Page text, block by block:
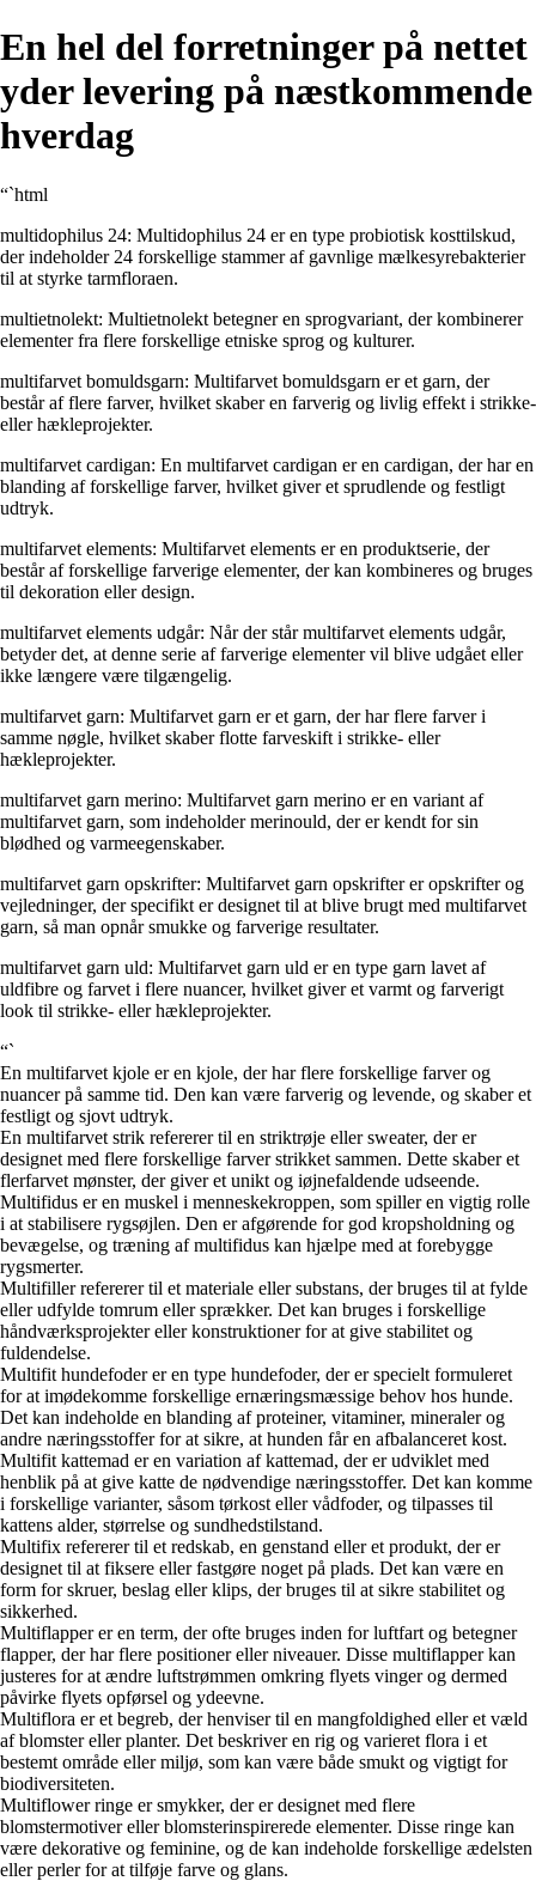
En hel del forretninger på nettet
yder levering på næstkommende
hverdag
“`html
multidophilus 24: Multidophilus 24 er en type probiotisk kosttilskud,
der indeholder 24 forskellige stammer af gavnlige mælkesyrebakterier
til at styrke tarmfloraen.
multietnolekt: Multietnolekt betegner en sprogvariant, der kombinerer
elementer fra flere forskellige etniske sprog og kulturer.
multifarvet bomuldsgarn: Multifarvet bomuldsgarn er et garn, der
består af flere farver, hvilket skaber en farverig og livlig effekt i strikke-
eller hækleprojekter.
multifarvet cardigan: En multifarvet cardigan er en cardigan, der har en
blanding af forskellige farver, hvilket giver et sprudlende og festligt
udtryk.
multifarvet elements: Multifarvet elements er en produktserie, der
består af forskellige farverige elementer, der kan kombineres og bruges
til dekoration eller design.
multifarvet elements udgår: Når der står multifarvet elements udgår,
betyder det, at denne serie af farverige elementer vil blive udgået eller
ikke længere være tilgængelig.
multifarvet garn: Multifarvet garn er et garn, der har flere farver i
samme nøgle, hvilket skaber flotte farveskift i strikke- eller
hækleprojekter.
multifarvet garn merino: Multifarvet garn merino er en variant af
multifarvet garn, som indeholder merinould, der er kendt for sin
blødhed og varmeegenskaber.
multifarvet garn opskrifter: Multifarvet garn opskrifter er opskrifter og
vejledninger, der specifikt er designet til at blive brugt med multifarvet
garn, så man opnår smukke og farverige resultater.
multifarvet garn uld: Multifarvet garn uld er en type garn lavet af
uldfibre og farvet i flere nuancer, hvilket giver et varmt og farverigt
look til strikke- eller hækleprojekter.
“`
En multifarvet kjole er en kjole, der har flere forskellige farver og
nuancer på samme tid. Den kan være farverig og levende, og skaber et
festligt og sjovt udtryk.
En multifarvet strik refererer til en striktrøje eller sweater, der er
designet med flere forskellige farver strikket sammen. Dette skaber et
flerfarvet mønster, der giver et unikt og iøjnefaldende udseende.
Multifidus er en muskel i menneskekroppen, som spiller en vigtig rolle
i at stabilisere rygsøjlen. Den er afgørende for god kropsholdning og
bevægelse, og træning af multifidus kan hjælpe med at forebygge
rygsmerter.
Multifiller refererer til et materiale eller substans, der bruges til at fylde
eller udfylde tomrum eller sprækker. Det kan bruges i forskellige
håndværksprojekter eller konstruktioner for at give stabilitet og
fuldendelse.
Multifit hundefoder er en type hundefoder, der er specielt formuleret
for at imødekomme forskellige ernæringsmæssige behov hos hunde.
Det kan indeholde en blanding af proteiner, vitaminer, mineraler og
andre næringsstoffer for at sikre, at hunden får en afbalanceret kost.
Multifit kattemad er en variation af kattemad, der er udviklet med
henblik på at give katte de nødvendige næringsstoffer. Det kan komme
i forskellige varianter, såsom tørkost eller vådfoder, og tilpasses til
kattens alder, størrelse og sundhedstilstand.
Multifix refererer til et redskab, en genstand eller et produkt, der er
designet til at fiksere eller fastgøre noget på plads. Det kan være en
form for skruer, beslag eller klips, der bruges til at sikre stabilitet og
sikkerhed.
Multiflapper er en term, der ofte bruges inden for luftfart og betegner
flapper, der har flere positioner eller niveauer. Disse multiflapper kan
justeres for at ændre luftstrømmen omkring flyets vinger og dermed
påvirke flyets opførsel og ydeevne.
Multiflora er et begreb, der henviser til en mangfoldighed eller et væld
af blomster eller planter. Det beskriver en rig og varieret flora i et
bestemt område eller miljø, som kan være både smukt og vigtigt for
biodiversiteten.
Multiflower ringe er smykker, der er designet med flere
blomstermotiver eller blomsterinspirerede elementer. Disse ringe kan
være dekorative og feminine, og de kan indeholde forskellige ædelsten
eller perler for at tilføje farve og glans.